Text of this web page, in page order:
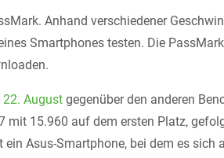
Anhand verschiedener
Smartphones testen. Die
August gegenüber den anderen
mit 15.960 auf dem ersten Platz,
Asus-Smartphone, bei dem es sich